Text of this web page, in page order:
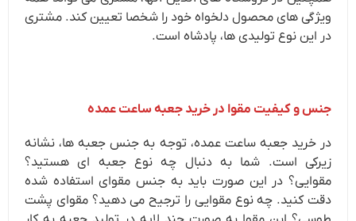
ویژگی های محصول دلخواه خود را شخصا تعیین کند. مشتری
در این نوع تولیدی ها، پادشاه است.
جنس و کیفیت مقوا در خرید جعبه ساعت عمده
در خرید جعبه ساعت عمده، توجه به جنس جعبه ها، نشانه
زیرکی است. شما به دنبال چه نوع جعبه ای هستید؟
مقوایی؟ در این صورت باید به جنس مقوای استفاده شده
دقت کنید. چه نوع مقوایی را ترجیح می دهید؟ مقوای پشت